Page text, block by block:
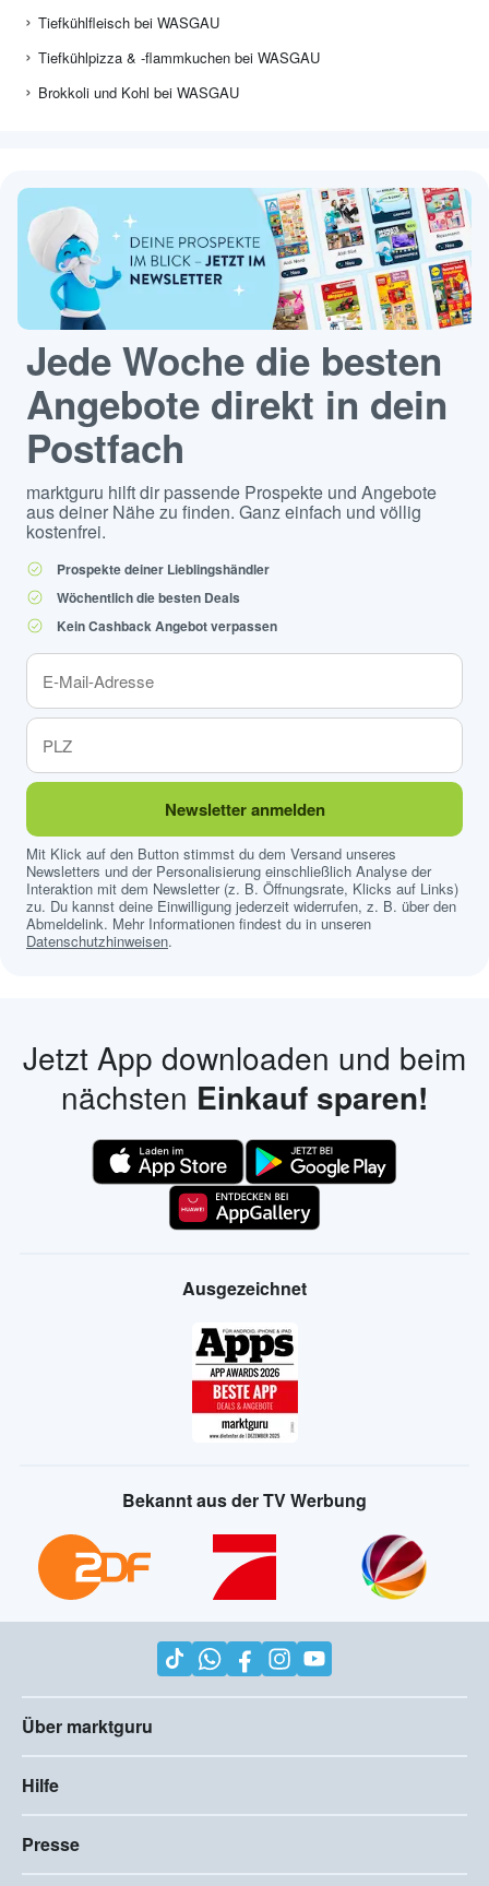
Tiefkühlfleisch bei WASGAU
Tiefkühlpizza & -flammkuchen bei WASGAU
Brokkoli und Kohl bei WASGAU
Jede Woche die besten
Angebote direkt in dein
Postfach
marktguru hilft dir passende Prospekte und Angebote
aus deiner Nähe zu finden. Ganz einfach und völlig
kostenfrei.
Prospekte deiner Lieblingshändler
Wöchentlich die besten Deals
Kein Cashback Angebot verpassen
Newsletter anmelden
Mit Klick auf den Button stimmst du dem Versand unseres
Newsletters und der Personalisierung einschließlich Analyse der
Interaktion mit dem Newsletter (z. B. Öffnungsrate, Klicks auf Links)
zu. Du kannst deine Einwilligung jederzeit widerrufen, z. B. über den
Abmeldelink. Mehr Informationen findest du in unseren
Datenschutzhinweisen.
Jetzt App downloaden und beim
nächsten Einkauf sparen!
Ausgezeichnet
Bekannt aus der TV Werbung
Über marktguru
Hilfe
Presse